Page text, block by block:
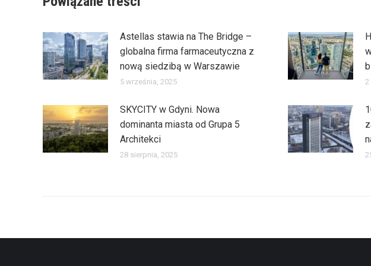
Astellas stawia na The Bridge –
globalna firma farmaceutyczna z
nową siedzibą w Warszawie
5 września, 2025 2
SKYCITY w Gdyni. Nowa
dominanta miasta od Grupa 5
Architekci
28 sierpnia, 2025